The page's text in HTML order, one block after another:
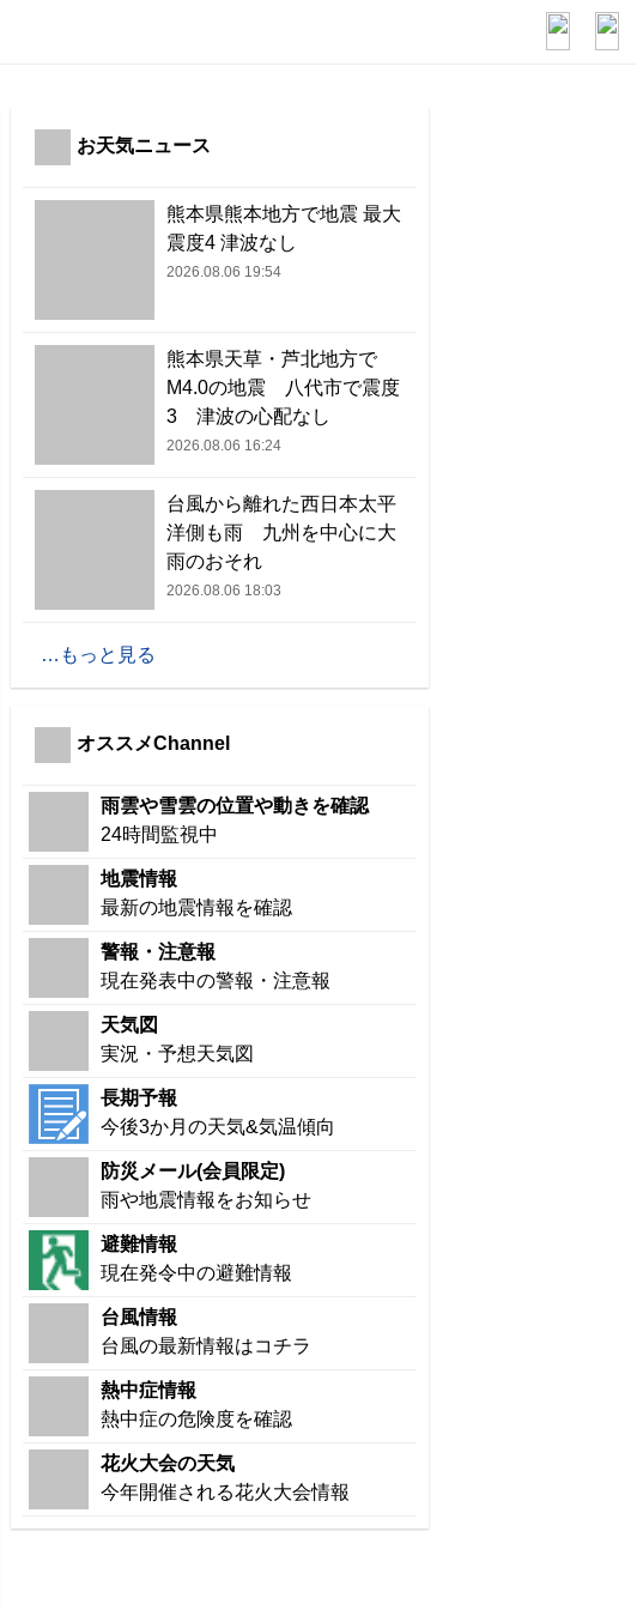
お天気ニュース
熊本県熊本地方で地震 最大
震度4 津波なし
2026.08.06 19:54
熊本県天草・芦北地方で
M4.0の地震 八代市で震度
3 津波の心配なし
2026.08.06 16:24
台風から離れた西日本太平
洋側も雨 九州を中心に大
雨のおそれ
2026.08.06 18:03
もっと見る
オススメChannel
雨雲や雪雲の位置や動きを確認
24時間監視中
地震情報
最新の地震情報を確認
警報・注意報
現在発表中の警報・注意報
天気図
実況・予想天気図
長期予報
今後3か月の天気&気温傾向
防災メール(会員限定)
雨や地震情報をお知らせ
避難情報
現在発令中の避難情報
台風情報
台風の最新情報はコチラ
熱中症情報
熱中症の危険度を確認
花火大会の天気
今年開催される花火大会情報